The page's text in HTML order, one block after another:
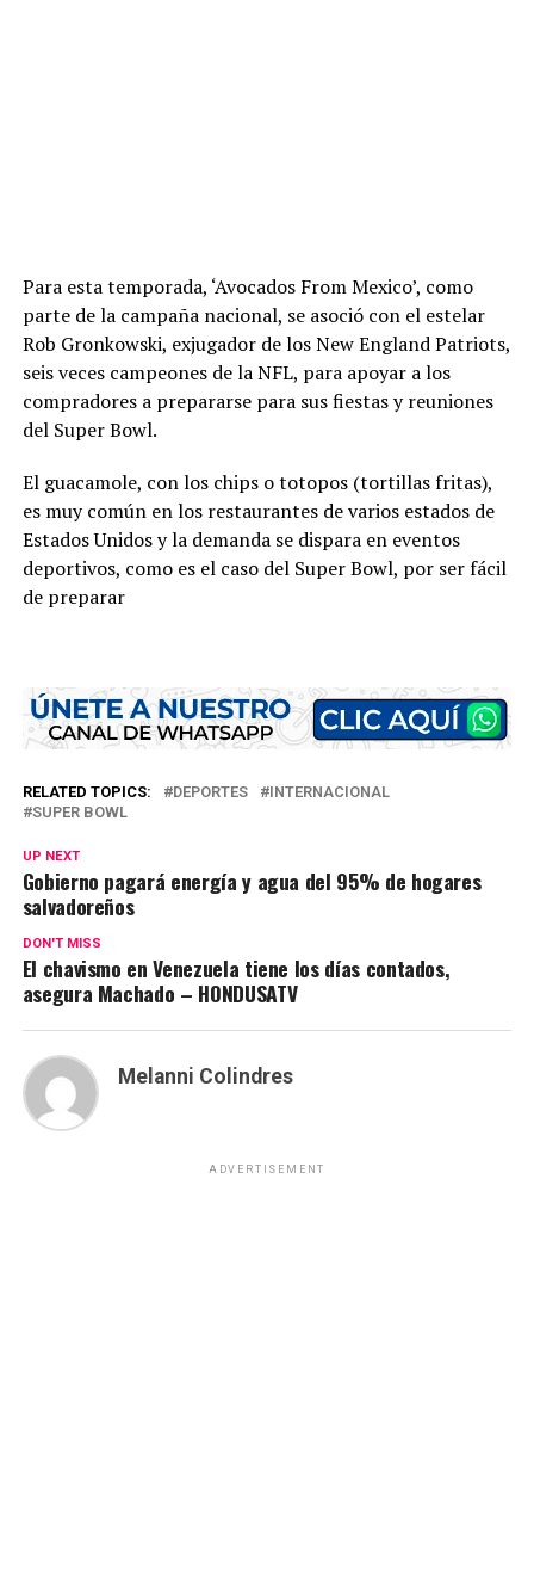
Para esta temporada, ‘Avocados From Mexico’, como
parte de la campaña nacional, se asoció con el estelar
Rob Gronkowski, exjugador de los New England Patriots,
seis veces campeones de la NFL, para apoyar a los
compradores a prepararse para sus fiestas y reuniones
del Super Bowl.
El guacamole, con los chips o totopos (tortillas fritas),
es muy común en los restaurantes de varios estados de
Estados Unidos y la demanda se dispara en eventos
deportivos, como es el caso del Super Bowl, por ser fácil
de preparar
RELATED TOPICS: DEPORTES
INTERNACIONAL
SUPER BOWL
UP NEXT
Gobierno pagará energía y agua del 95% de hogares
salvadoreños
DON'T MISS
El chavismo en Venezuela tiene los días contados,
asegura Machado – HONDUSATV
Melanni Colindres
ADVERTISEMENT